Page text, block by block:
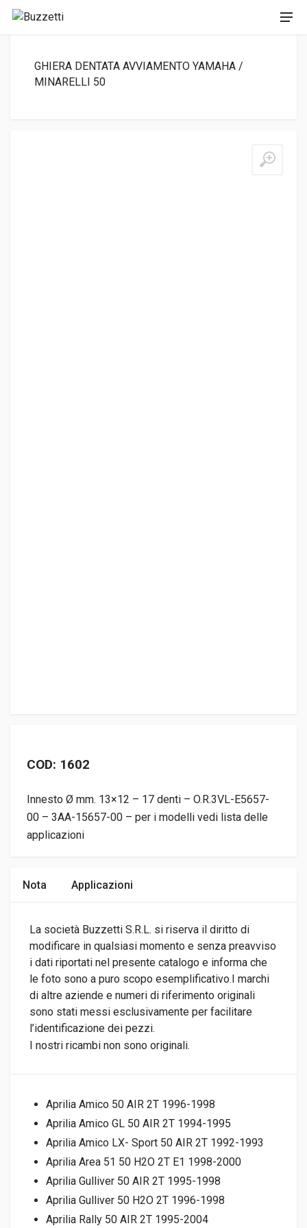
GHIERA DENTATA AVVIAMENTO YAMAHA /
MINARELLI 50
COD: 1602
Innesto Ø mm. 13×12 – 17 denti – O.R.3VL-E5657-
00 – 3AA-15657-00 – per i modelli vedi lista delle
applicazioni
Nota Applicazioni
La società Buzzetti S.R.L. si riserva il diritto di
modificare in qualsiasi momento e senza preavviso
i dati riportati nel presente catalogo e informa che
le foto sono a puro scopo esemplificativo.I marchi
di altre aziende e numeri di riferimento originali
sono stati messi esclusivamente per facilitare
l’identificazione dei pezzi.
I nostri ricambi non sono originali.
Aprilia Amico 50 AIR 2T 1996-1998
Aprilia Amico GL 50 AIR 2T 1994-1995
Aprilia Amico LX- Sport 50 AIR 2T 1992-1993
Aprilia Area 51 50 H2O 2T E1 1998-2000
Aprilia Gulliver 50 AIR 2T 1995-1998
Aprilia Gulliver 50 H2O 2T 1996-1998
Aprilia Rally 50 AIR 2T 1995-2004